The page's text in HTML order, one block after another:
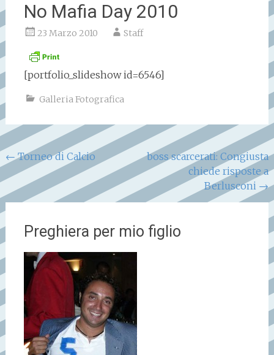
No Mafia Day 2010
23 Marzo 2010 Staff
[portfolio_slideshow id=6546]
Galleria Fotografica
Navigazione
articoli
←Torneo di Calcio
boss scarcerati: Congiusta
chiede risposte a
Berlusconi →
Preghiera per mio figlio